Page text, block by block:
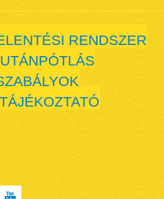
RENDSZER
UTÁNPÓTLÁS